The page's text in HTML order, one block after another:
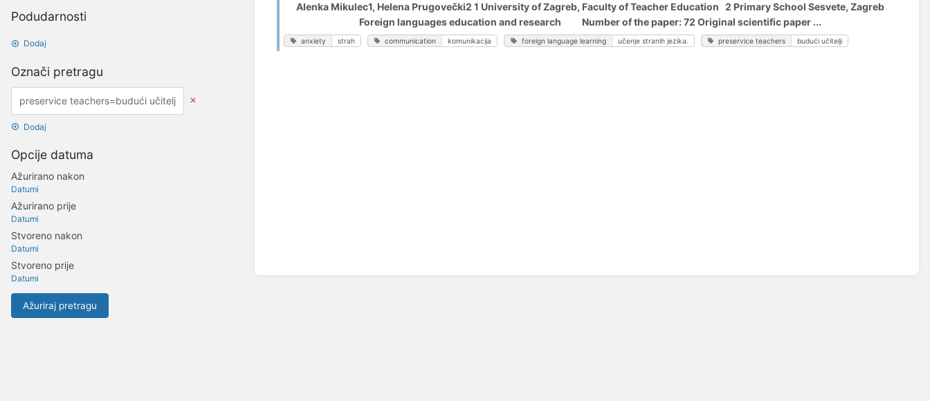
Podudarnosti
Dodaj
Označi pretragu
Dodaj
Opcije datuma
Ažurirano nakon
Datumi
Ažurirano prije
Datumi
Stvoreno nakon
Datumi
Stvoreno prije
Datumi
Ažuriraj pretragu
Alenka Mikulec1, Helena Prugovečki2 1 University of Zagreb, Faculty of Teacher Education 2 Primary School Sesvete, Zagreb
Foreign languages education and research Number of the paper: 72 Original scientific paper ...
anxiety strah communication komunikacija foreign language learning učenje stranih jezika. preservice teachers budući učitelji